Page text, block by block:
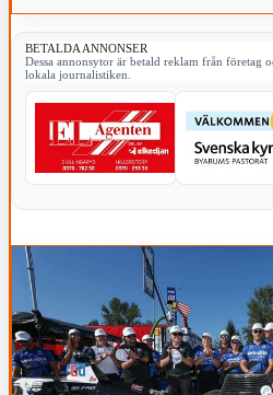
BETALDA ANNONSER
Dessa annonsytor är betald reklam från företag
lokala journalistiken.